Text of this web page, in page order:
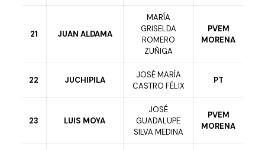
21 JUAN ALDAMA
MARÍA
GRISELDA
ROMERO
ZUÑIGA
PVEM
MORENA
22 JUCHIPILA
JOSÉ MARÍA
CASTRO FÉLIX
PT
23 LUIS MOYA
JOSÉ
GUADALUPE
SILVA MEDINA
PVEM
MORENA